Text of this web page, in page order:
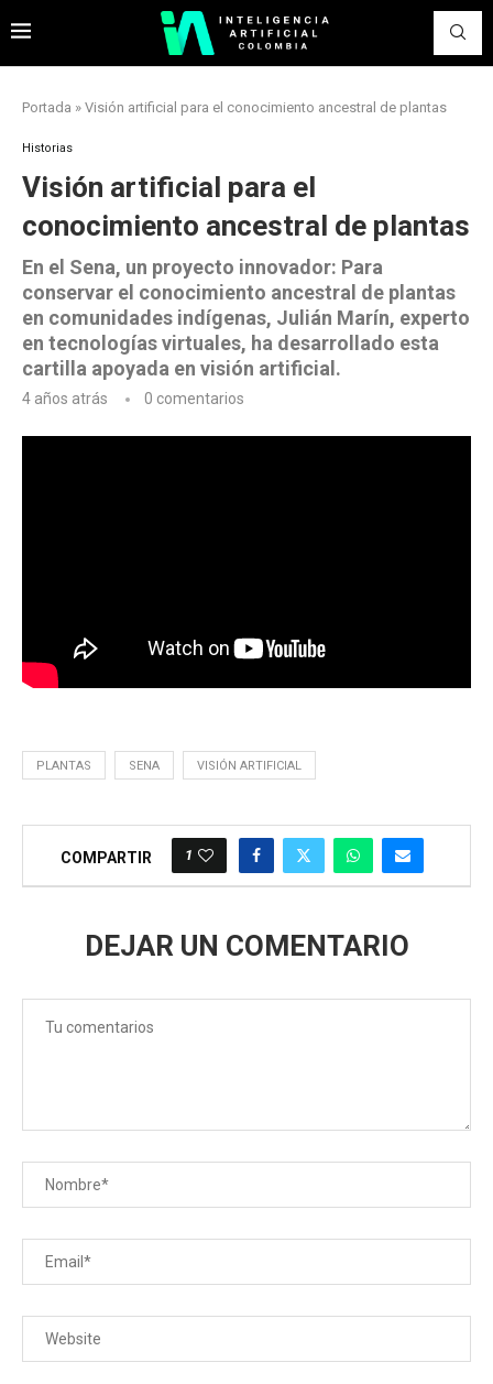
Portada » Visión artificial para el conocimiento ancestral de plantas
Historias
Visión artificial para el
conocimiento ancestral de plantas
En el Sena, un proyecto innovador: Para
conservar el conocimiento ancestral de plantas
en comunidades indígenas, Julián Marín, experto
en tecnologías virtuales, ha desarrollado esta
cartilla apoyada en visión artificial.
4 años atrás 0 comentarios
PLANTAS SENA VISIÓN ARTIFICIAL
COMPARTIR 1
DEJAR UN COMENTARIO